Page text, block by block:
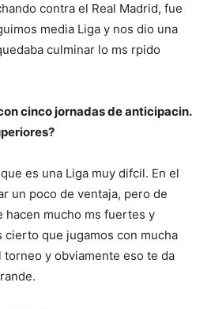
contra el Real Madrid, fue
media Liga y nos dio una
culminar lo ms rpido
cinco jornadas de anticipacin.
es una Liga muy difcil. En el
un poco de ventaja, pero de
hacen mucho ms fuertes y
cierto que jugamos con mucha
y obviamente eso te da